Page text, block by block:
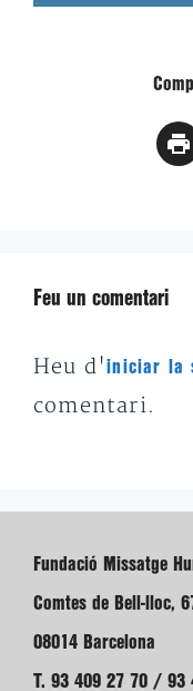
Feu un comentari
Heu d'iniciar la
comentari.
Fundació Missatge
Comtes de Bell-lloc,
08014 Barcelona
T. 93 409 27 70 / 93